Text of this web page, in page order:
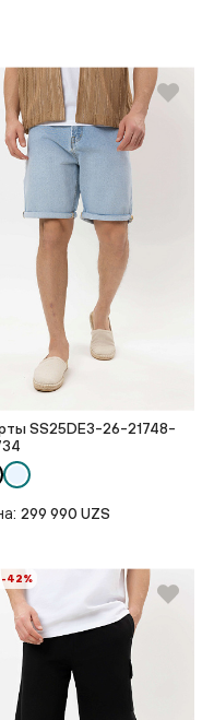
SS25DE3-26-21748-
299 990 UZS
-42%